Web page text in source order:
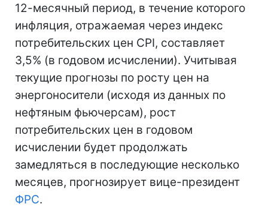
12-месячный период, в течение которого
инфляция, отражаемая через индекс
потребительских цен CPI, составляет
3,5% (в годовом исчислении). Учитывая
текущие прогнозы по росту цен на
энергоносители (исходя из данных по
нефтяным фьючерсам), рост
потребительских цен в годовом
исчислении будет продолжать
замедляться в последующие несколько
месяцев, прогнозирует вице-президент
ФРС.